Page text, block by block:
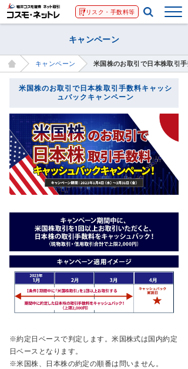
リスク・手数料等
キャンペーン
キャンペーン 米国株のお取引で日本株取引
米国株のお取引で日本株取引手数料キャッシ
ュバックキャンペーン
※約定日ベースで判定します。米国株式は国内約定
日ベースとなります。
※米国株、日本株の約定の順番は問いません。